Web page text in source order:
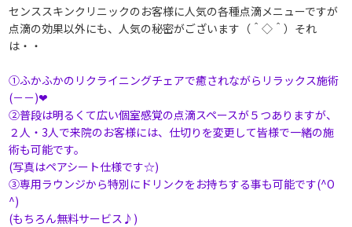
センススキンクリニックのお客様に人気の各種点滴メニューですが
点滴の効果以外にも、人気の秘密がございます（＾◇＾）それ
は・・
①ふかふかのリクライニングチェアで癒されながらリラックス施術
(－－)❤
②普段は明るくて広い個室感覚の点滴スペースが５つありますが、
２人・3人で来院のお客様には、仕切りを変更して皆様で一緒の施
術も可能です。
(写真はペアシート仕様です☆)
③専用ラウンジから特別にドリンクをお持ちする事も可能です(^O
^)
(もちろん無料サービス♪)